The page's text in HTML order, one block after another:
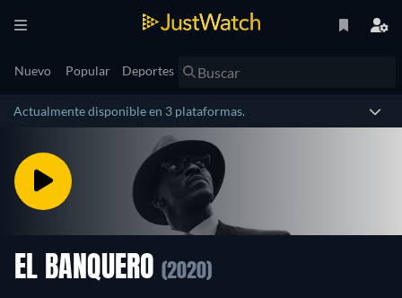
Nuevo Popular Deportes
Actualmente disponible en 3 plataformas.
EL BANQUERO (2020)